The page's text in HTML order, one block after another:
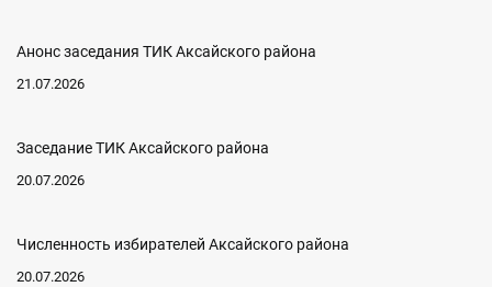
Анонс заседания ТИК Аксайского района
21.07.2026
Заседание ТИК Аксайского района
20.07.2026
Численность избирателей Аксайского района
20.07.2026